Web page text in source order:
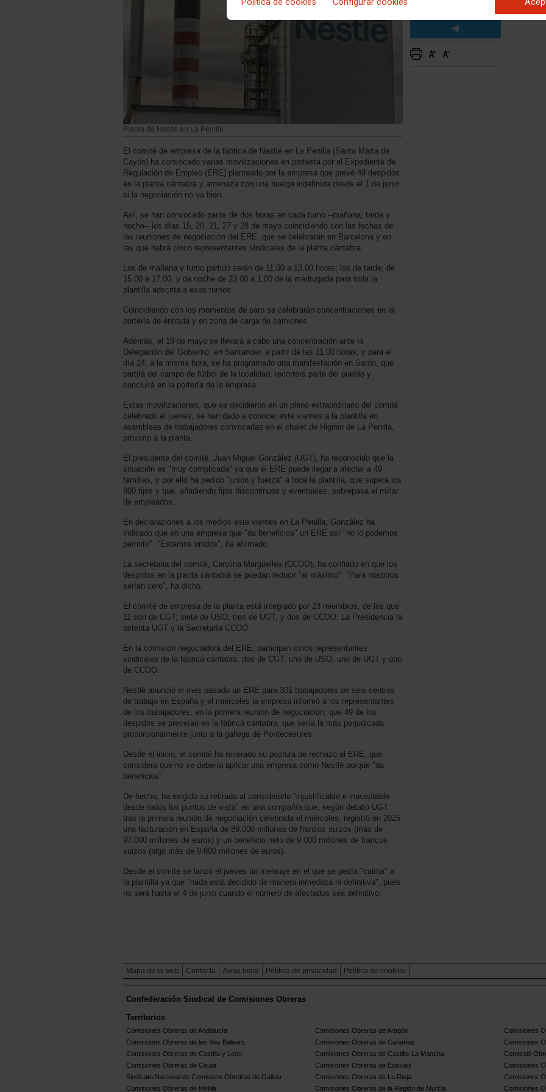
Política de cookies Configurar cookies
Planta de Nestlé en La Penilla
El comité de empresa de la fábrica de Nestlé en La Penilla (Santa María de
Cayón) ha convocado varias movilizaciones en protesta por el Expediente de
Regulación de Empleo (ERE) planteado por la empresa que prevé 49 despidos
en la planta cántabra y amenaza con una huelga indefinida desde el 1 de junio
si la negociación no va bien.
Así, se han convocado paros de dos horas en cada turno --mañana, tarde y
noche-- los días 15, 20, 21, 27 y 28 de mayo coincidiendo con las fechas de
las reuniones de negociación del ERE, que se celebrarán en Barcelona y en
las que habrá cinco representantes sindicales de la planta cántabra.
Los de mañana y turno partido serán de 11.00 a 13.00 horas; los de tarde, de
15.00 a 17.00, y de noche de 23.00 a 1.00 de la madrugada para toda la
plantilla adscrita a esos turnos.
Coincidiendo con los momentos de paro se celebrarán concentraciones en la
portería de entrada y en zona de carga de camiones.
Además, el 19 de mayo se llevará a cabo una concentración ante la
Delegación del Gobierno, en Santander, a partir de las 11.00 horas; y para el
día 24, a la misma hora, se ha programado una manifestación en Sarón, que
partirá del campo de fútbol de la localidad, recorrerá parte del pueblo y
concluirá en la portería de la empresa.
Estas movilizaciones, que se decidieron en un pleno extraordinario del comité
celebrado el jueves, se han dado a conocer este viernes a la plantilla en
asambleas de trabajadores convocadas en el chalet de Higinio de La Penilla,
próximo a la planta.
El presidente del comité, Juan Miguel González (UGT), ha reconocido que la
situación es "muy complicada" ya que el ERE puede llegar a afectar a 49
familias, y por ello ha pedido "unión y fuerza" a toda la plantilla, que supera los
800 fijos y que, añadiendo fijos discontinuos y eventuales, sobrepasa el millar
de empleados.
En declaraciones a los medios este viernes en La Penilla, González ha
indicado que en una empresa que "da beneficios" un ERE así "no lo podemos
permitir". "Estamos unidos", ha afirmado.
La secretaria del comité, Carolina Margüelles (CCOO), ha confiado en que los
despidos en la planta cántabra se puedan reducir "al máximo". "Para nosotros
serían cero", ha dicho.
El comité de empresa de la planta está integrado por 23 miembros, de los que
11 son de CGT; siete de USO; tres de UGT, y dos de CCOO. La Presidencia la
ostenta UGT y la Secretaría CCOO.
En la comisión negociadora del ERE, participan cinco representantes
sindicales de la fábrica cántabra: dos de CGT, uno de USO, uno de UGT y otro
de CCOO.
Nestlé anunció el mes pasado un ERE para 301 trabajadores de seis centros
de trabajo en España y el miércoles la empresa informó a los representantes
de los trabajadores, en la primera reunión de negociación, que 49 de los
despidos se preveían en la fábrica cántabra, que sería la más perjudicada
proporcionalmente junto a la gallega de Pontecesures.
Desde el inicio, el comité ha reiterado su postura de rechazo al ERE, que
considera que no se debería aplicar una empresa como Nestlé porque "da
beneficios".
De hecho, ha exigido su retirada al considerarlo "injustificable e inaceptable
desde todos los puntos de vista" en una compañía que, según detalló UGT
tras la primera reunión de negociación celebrada el miércoles, registró en 2025
una facturación en España de 89.000 millones de francos suizos (más de
97.000 millones de euros) y un beneficio neto de 9.000 millones de francos
suizos (algo más de 9.800 millones de euros).
Desde el comité se lanzó el jueves un mensaje en el que se pedía "calma" a
la plantilla ya que "nada está decidido de manera inmediata ni definitiva", pues
no será hasta el 4 de junio cuando el número de afectados sea definitivo.
Mapa de la web Contacta Aviso legal Política de privacidad Política de cookies
Confederación Sindical de Comisiones Obreras
Territorios
Comisiones Obreras de Andalucía Comisiones Obreras de Aragón
Comisiones
Comissions Obreres de les Illes Balears
Comisiones Obreras de Canarias
Comisiones
Comisiones Obreras de Castilla y León
Comisiones Obreras de Castilla-La Mancha
Comissió
Comisiones Obreras de Ceuta
Comisiones Obreras de Euskadi
Comisiones
Sindicato Nacional de Comisions Obreiras de Galicia
Comisiones Obreras de La Rioja
Comisiones
Comisiones Obreras de Melilla
Comisiones Obreras de la Región de Murcia Comisiones